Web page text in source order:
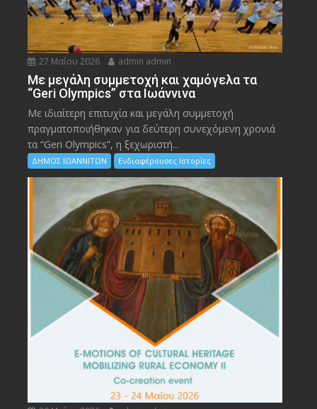
27 Μαΐου 2026 admin admin
Με μεγάλη συμμετοχή και χαμόγελα τα
“Geri Olympics” στα Ιωάννινα
Με ιδιαίτερη επιτυχία και μεγάλη συμμετοχή
πραγματοποιήθηκαν για δεύτερη συνεχόμενη χρονιά
τα “Geri Olympics”, η ξεχωριστή...
ΔΗΜΟΣ ΙΩΑΝΝΙΤΩΝ Ενδιαφέρουσες Ιστορίες